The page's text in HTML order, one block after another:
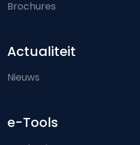
Brochures
Actualiteit
Nieuws
e-Tools